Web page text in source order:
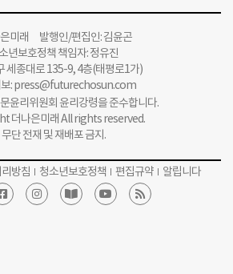
미래 발행인/편집인: 김윤곤
년보호정책 책임자: 정유진
세종대로 135-9, 4층(태평로1가)
:press@futurechosun.com
윤리위원회 윤리강령을 준수합니다.
더나은미래 All rights reserved.
무단 전재 및 재배포 금지.
방침 청소년보호정책 편집규약 알립니다